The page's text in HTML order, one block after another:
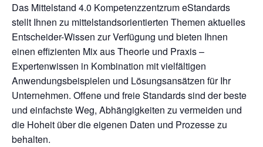
Das Mittelstand 4.0 Kompetenzzentzrum eStandards
stellt Ihnen zu mittelstandsorientierten Themen aktuelles
Entscheider-Wissen zur Verfügung und bieten Ihnen
einen effizienten Mix aus Theorie und Praxis –
Expertenwissen in Kombination mit vielfältigen
Anwendungsbeispielen und Lösungsansätzen für Ihr
Unternehmen. Offene und freie Standards sind der beste
und einfachste Weg, Abhängigkeiten zu vermeiden und
die Hoheit über die eigenen Daten und Prozesse zu
behalten.